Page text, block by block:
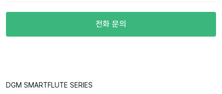
전화 문의
DGM SMARTFLUTE SERIES